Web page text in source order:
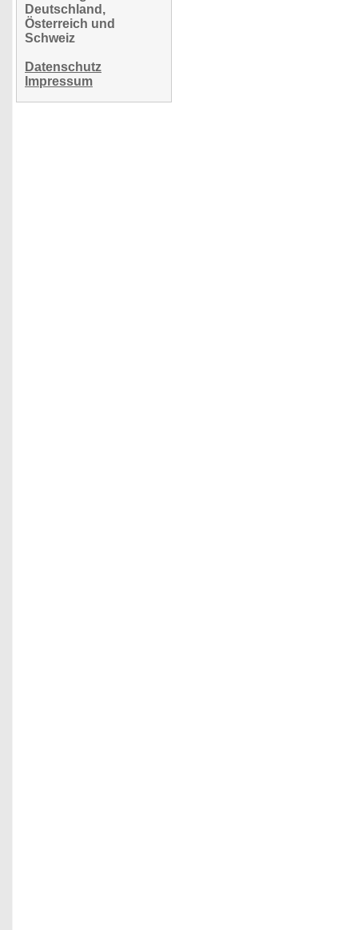
Deutschland,
Österreich und
Schweiz
Datenschutz
Impressum